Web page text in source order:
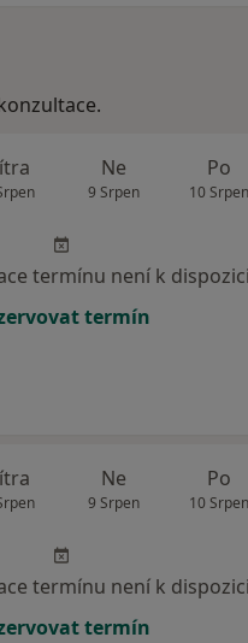
Ne
9 Srpen
Po
10 Srpen
termínu není k dispozici
termín
Ne
9 Srpen
Po
10 Srpen
termínu není k dispozici
termín